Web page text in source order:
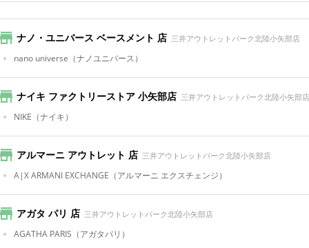
ナノ・ユニバース ベースメント 店 三井アウトレットパーク北陸小矢部店
nano universe （ナノユニバース）
ナイキ ファクトリーストア 小矢部店 三井アウトレットパーク北陸小矢部店
NIKE （ナイキ）
アルマーニ アウトレット 店 三井アウトレットパーク北陸小矢部店
A|X ARMANI EXCHANGE （アルマーニ エクスチェンジ）
アガタ パリ 店 三井アウトレットパーク北陸小矢部店
AGATHA PARIS （アガタパリ）